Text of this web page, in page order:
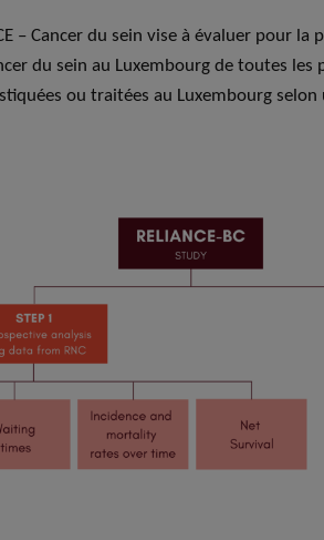
– Cancer du sein vise à évaluer pour la
du sein au Luxembourg de toutes les
ou traitées au Luxembourg selon